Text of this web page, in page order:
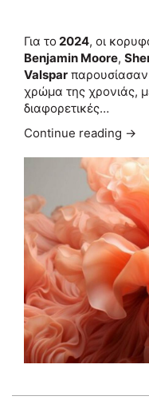
Για το 2024, οι
Benjamin Moore,
Valspar παρουσίασαν
χρώμα της χρονιάς,
διαφορετικές…
Continue reading →